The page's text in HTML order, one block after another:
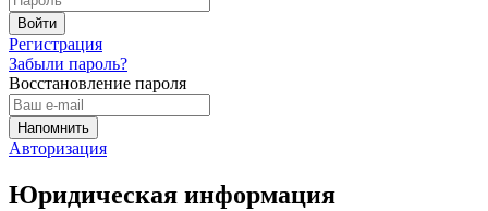
Регистрация
Забыли пароль?
Восстановление пароля
Авторизация
Юридическая информация